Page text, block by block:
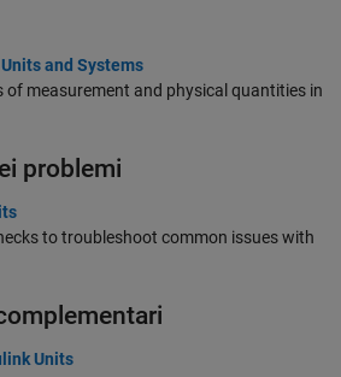
and Systems
of measurement and physical quantities in
problemi
to troubleshoot common issues with
Units